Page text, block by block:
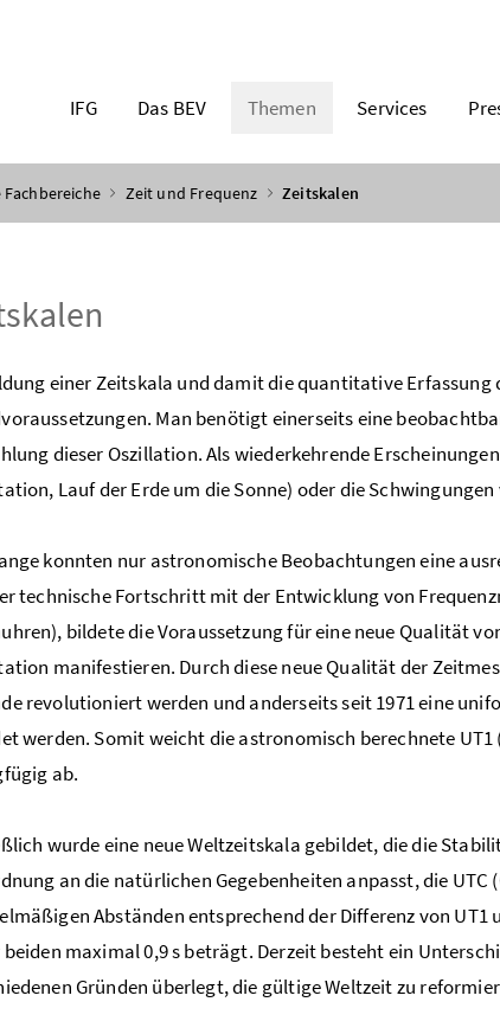
IFG Das BEV Themen Services
Fachbereiche Zeit und Frequenz Zeitskalen
einer Zeitskala und damit die quantitative
Man benötigt einerseits eine
dieser Oszillation. Als wiederkehrende
Lauf der Erde um die Sonne) oder die Schwingungen
konnten nur astronomische Beobachtungen eine
technische Fortschritt mit der Entwicklung von
bildete die Voraussetzung für eine neue Qualität
manifestieren. Durch diese neue Qualität der
revolutioniert werden und anderseits seit 1971 eine
werden. Somit weicht die astronomisch berechnete
ab.
wurde eine neue Weltzeitskala gebildet, die die
an die natürlichen Gegebenheiten anpasst, die
Abständen entsprechend der Differenz von UT1
beiden maximal 0,9 s beträgt. Derzeit besteht ein
Gründen überlegt, die gültige Weltzeit zu